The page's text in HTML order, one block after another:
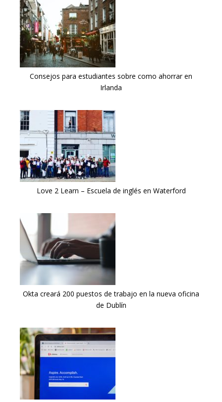
Consejos para estudiantes sobre como ahorrar en
Irlanda
Love 2 Learn – Escuela de inglés en Waterford
Okta creará 200 puestos de trabajo en la nueva oficina
de Dublín